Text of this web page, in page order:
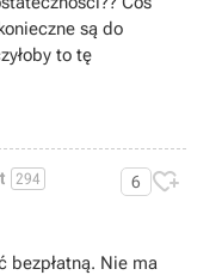
są do
to tę
294 6 
bezpłatną. Nie ma